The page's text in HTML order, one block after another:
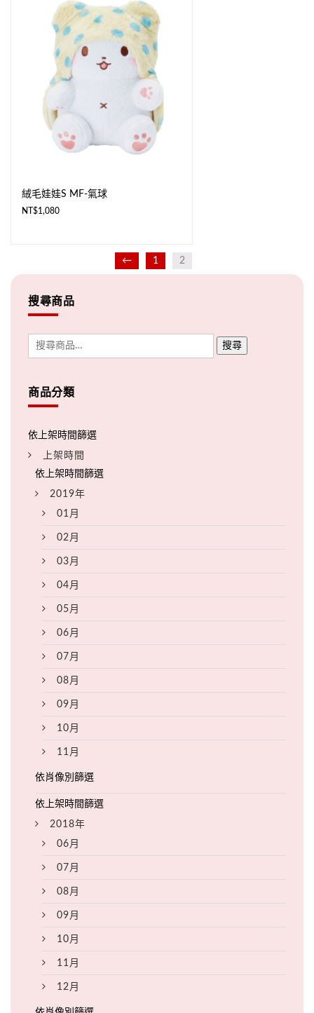
絨毛娃娃S MF-氣球
NT$1,080
← 1 2
搜尋商品
搜尋
商品分類
上架時間
2019年
01月
02月
03月
04月
05月
06月
07月
08月
09月
10月
11月
2018年
06月
07月
08月
09月
10月
11月
12月